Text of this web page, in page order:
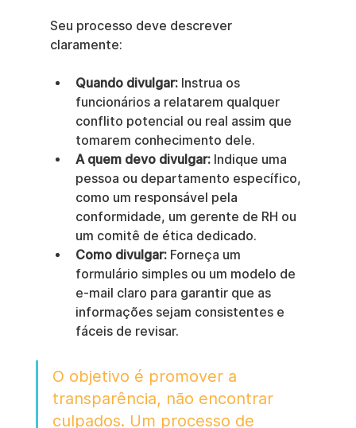
Seu processo deve descrever
claramente:
Quando divulgar: Instrua os
funcionários a relatarem qualquer
conflito potencial ou real assim que
tomarem conhecimento dele.
A quem devo divulgar: Indique uma
pessoa ou departamento específico,
como um responsável pela
conformidade, um gerente de RH ou
um comitê de ética dedicado.
Como divulgar: Forneça um
formulário simples ou um modelo de
e-mail claro para garantir que as
informações sejam consistentes e
fáceis de revisar.
O objetivo é promover a
transparência, não encontrar
culpados. Um processo de